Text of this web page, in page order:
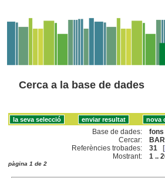
Cerca a la base de dades
Base de dades:
fons
Cercar:
Referències trobades:
31 [
Mostrant:
1 ..
pàgina 1 de 2